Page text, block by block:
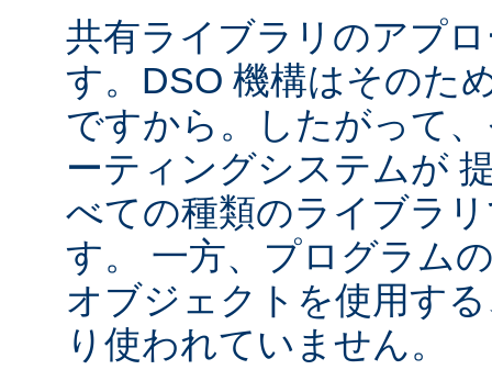
共有ライブラリのアプ
す。DSO 機構はそのた
ですから。したがって
ーティングシステムが
べての種類のライブラ
す。 一方、プログラム
オブジェクトを使用す
り使われていません。